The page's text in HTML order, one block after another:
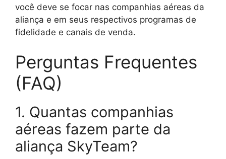
você deve se focar nas companhias aéreas da
aliança e em seus respectivos programas de
fidelidade e canais de venda.
Perguntas Frequentes
(FAQ)
1. Quantas companhias
aéreas fazem parte da
aliança SkyTeam?